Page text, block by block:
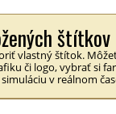
štítkov
vlastný štítok.
či logo, vybrať si
v reálnom